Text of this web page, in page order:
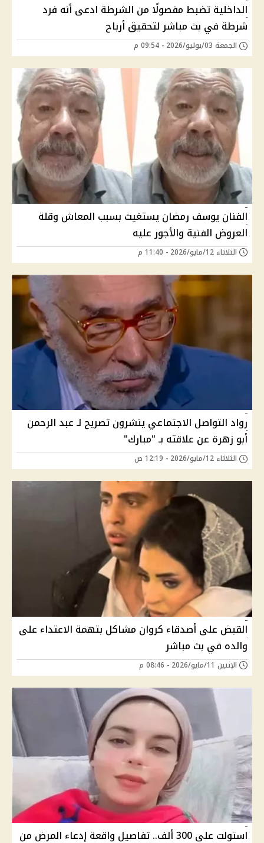
الداخلية تضبط مفصولًا من الشرطة ادعى أنه فرد
شرطة في بث مباشر لتحقيق أرباح
الجمعة 03/يوليو/2026 - 09:54 م
الفنان يوسف رمضان يستغيث بسبب المعاش وقلة
العروض الفنية والأجور عليه
الثلاثاء 12/مايو/2026 - 11:40 م
رواد التواصل الاجتماعي ينشرون تصريح لـ عبد الرحمن
أبو زهرة عن علاقته بـ "مبارك"
الثلاثاء 12/مايو/2026 - 12:19 ص
القبض على أصدقاء كروان مشاكل بتهمة الاعتداء على
والده في بث مباشر
الإثنين 11/مايو/2026 - 08:46 م
استولت على 300 ألف.. تفاصيل واقعة إدعاء المرض من